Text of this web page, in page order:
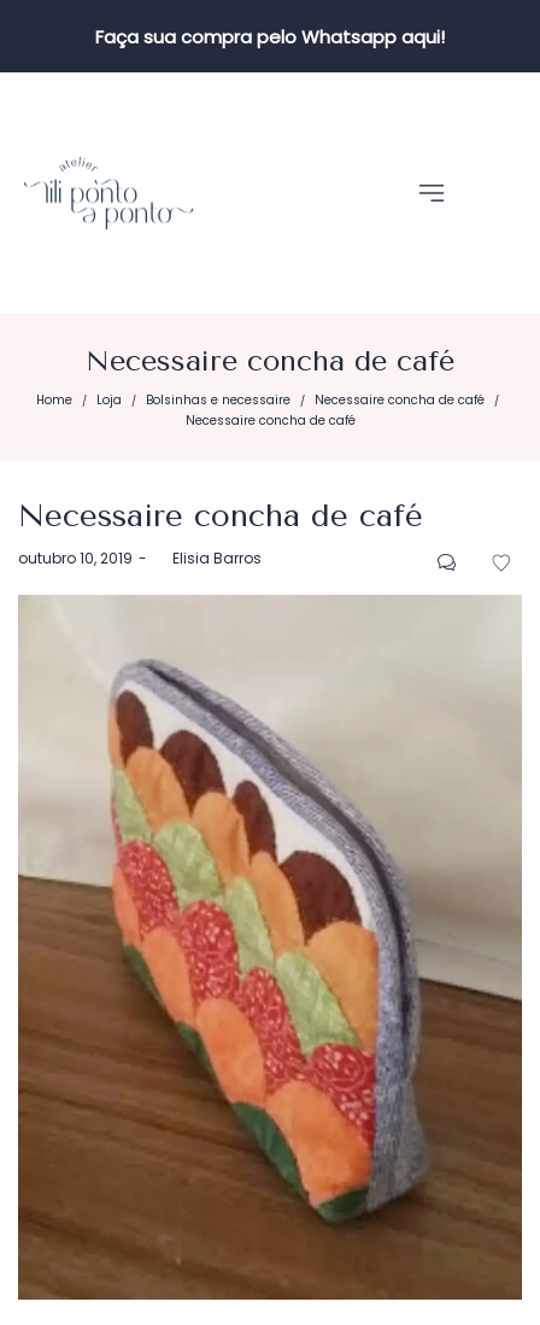
Faça sua compra pelo Whatsapp aqui!
Necessaire concha de café
Home / Loja / Bolsinhas e necessaire / Necessaire concha de café /
Necessaire concha de café
Necessaire concha de café
Postado
outubro 10, 2019 byElisia Barros